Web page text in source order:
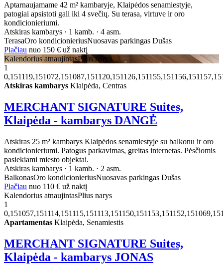
Aptarnaujamame 42 m² kambaryje, Klaipėdos senamiestyje,
patogiai apsistoti gali iki 4 svečių. Su terasa, virtuve ir oro
kondicionieriumi.
Atskiras kambarys · 1 kamb. · 4 asm.
TerasaOro kondicionieriusNuosavas parkingas Dušas
Plačiau nuo 150 € už naktį
Kalendorius atnaujintasPlius narys
1
Atskiras kambarys Klaipėda, Centras
MERCHANT SIGNATURE Suites,
Klaipėda - kambarys DANGĖ
Atskiras 25 m² kambarys Klaipėdos senamiestyje su balkonu ir oro
kondicionieriumi. Patogus parkavimas, greitas internetas. Pėsčiomis
pasiekiami miesto objektai.
Atskiras kambarys · 1 kamb. · 2 asm.
BalkonasOro kondicionieriusNuosavas parkingas Dušas
Plačiau nuo 110 € už naktį
Kalendorius atnaujintasPlius narys
1
Apartamentas Klaipėda, Senamiestis
MERCHANT SIGNATURE Suites,
Klaipėda - kambarys JONAS